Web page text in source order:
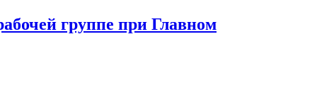
группе при Главном